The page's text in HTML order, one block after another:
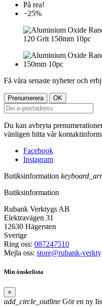
På rea!
−25%
Få våra senaste nyheter och
Du kan avbryta
vänligen hitta vår
Facebook
Instagram
Butiksinformation
Butiksinformation
Rubank Verktygs AB
Elektravägen 31
12630 Hägersten
Sverige
Ring oss: 087247510
Mejla oss: store@rubank-
Min önskelista
×
add_circle_outline Gör en ny